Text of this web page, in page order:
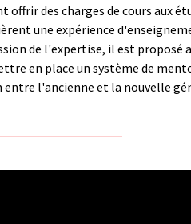
offrir des charges de cours aux
une expérience
de l'expertise, il est proposé
en place un système de
l'ancienne et la nouvelle